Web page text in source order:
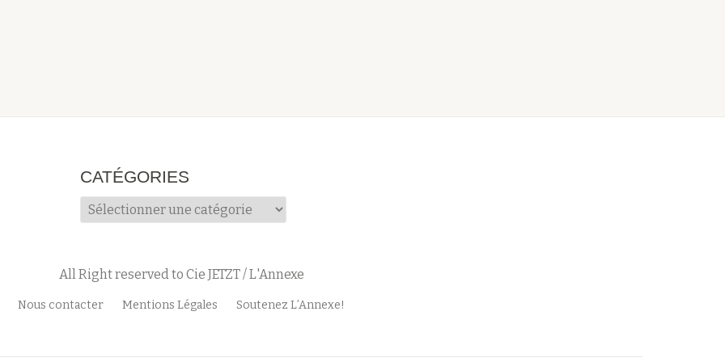
CATÉGORIES
Catégories
All Right reserved to Cie JETZT / L'Annexe
Nous contacter Mentions Légales Soutenez L’Annexe!